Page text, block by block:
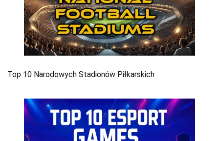
Top 10 Narodowych Stadionów Piłkarskich